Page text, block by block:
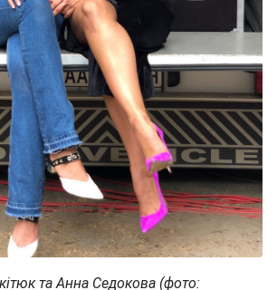
та Анна Седокова (фото: